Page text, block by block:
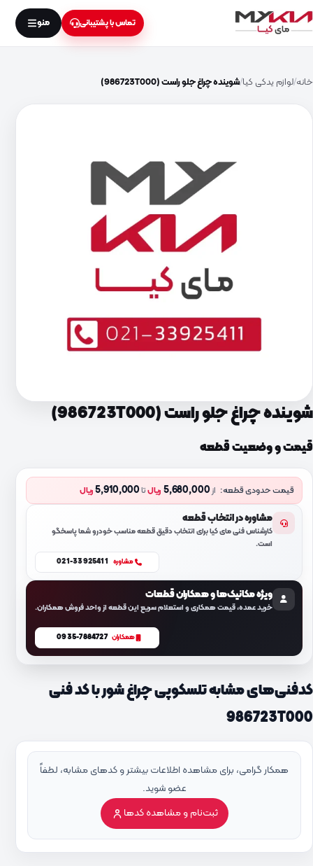
تماس با پشتیبانی منو
خانه لوازم یدکی کیا شوینده چراغ جلو راست (986723T000)
شوینده چراغ جلو راست (986723T000)
قیمت و وضعیت قطعه
قیمت حدودی قطعه: از5,680,000 ریالتا5,910,000 ریال
مشاوره در انتخاب قطعه
کارشناس فنی مای کیا برای انتخاب دقیق قطعه مناسب خودرو شما پاسخگو
است.
مشاوره 021-33925411
ویژه مکانیک‌ها و همکاران قطعات
خرید عمده، قیمت همکاری و استعلام سریع این قطعه از واحد فروش همکاران.
همکاران 0935-7884727
کدفنی‌های مشابه تلسکوپی چراغ شور با کد فنی
986723T000
همکار گرامی، برای مشاهده اطلاعات بیشتر و کدهای مشابه، لطفاً
عضو شوید.
ثبت‌نام و مشاهده کدها